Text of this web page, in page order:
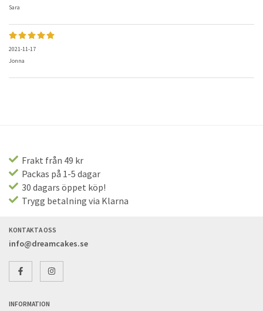
Sara
2021-11-17
Jonna
Frakt från 49 kr
Packas på 1-5 dagar
30 dagars öppet köp!
Trygg betalning via Klarna
KONTAKTA OSS
info@dreamcakes.se
INFORMATION